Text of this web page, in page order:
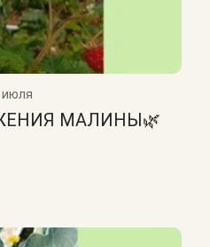
июля
МАЛИНЫ🌿